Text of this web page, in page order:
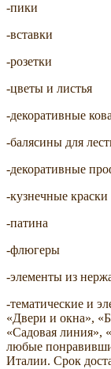
-пики
-вставки
-розетки
-цветы и листья
-декоративные
-балясины для
-декоративные
-кузнечные
-патина
-флюгеры
-элементы из
-тематические и
«Двери и окна»,
«Садовая линия»,
любые
Италии. Срок